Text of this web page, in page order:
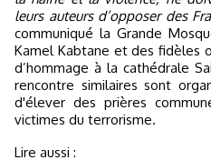
leurs auteurs d’opposer des
communiqué la Grande
Kamel Kabtane et des fidèles
d’hommage à la cathédrale
rencontre similaires sont
d'élever des prières
victimes du terrorisme.
Lire aussi :